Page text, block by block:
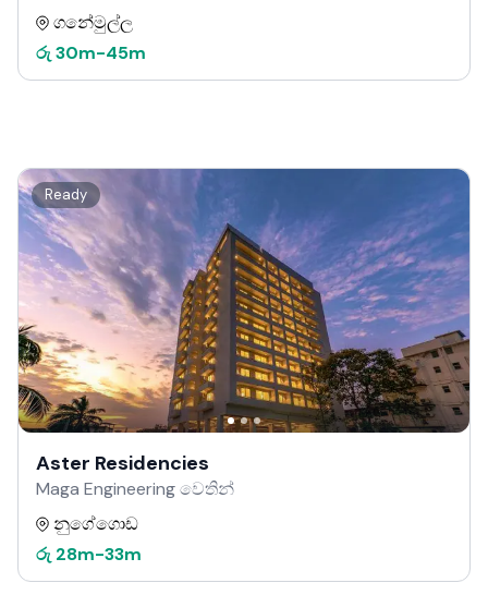
ගනේමුල්ල
රු 30m-45m
Ready
Aster Residencies
Maga Engineering වෙතින්
නුගේගොඩ
රු 28m-33m